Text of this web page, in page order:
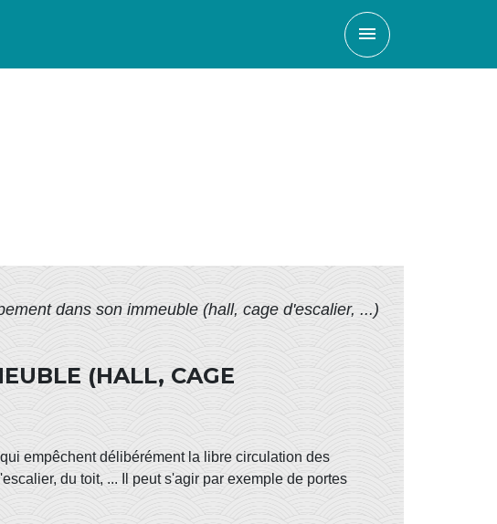
menu
dans son immeuble (hall, cage d'escalier, ...)
(HALL, CAGE
empêchent délibérément la libre circulation des
du toit, ... Il peut s'agir par exemple de portes